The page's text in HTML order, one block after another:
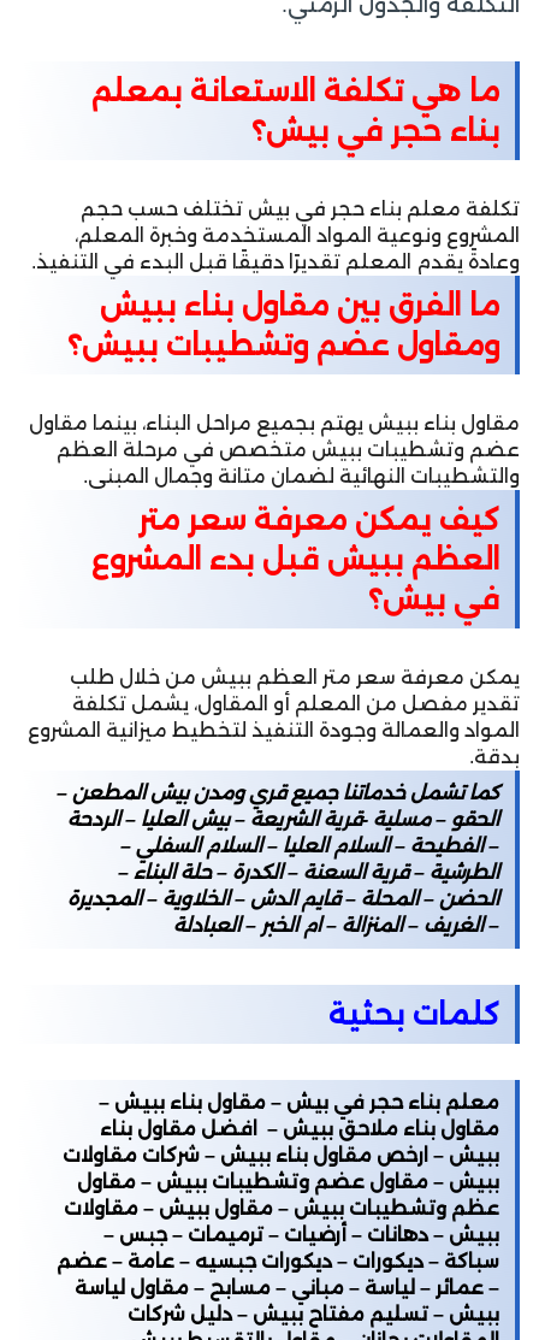
ما هي تكلفة الاستعانة بمعلم
بناء حجر في بيش؟
تكلفة معلم بناء حجر في بيش تختلف حسب حجم
المشروع ونوعية المواد المستخدمة وخبرة المعلم،
وعادةً يقدم المعلم تقديرًا دقيقًا قبل البدء في التنفيذ.
ما الفرق بين مقاول بناء ببيش
ومقاول عضم وتشطيبات ببيش؟
مقاول بناء ببيش يهتم بجميع مراحل البناء، بينما مقاول
عضم وتشطيبات ببيش متخصص في مرحلة العظم
والتشطيبات النهائية لضمان متانة وجمال المبنى.
كيف يمكن معرفة سعر متر
العظم ببيش قبل بدء المشروع
في بيش؟
يمكن معرفة سعر متر العظم ببيش من خلال طلب
تقدير مفصل من المعلم أو المقاول، يشمل تكلفة
المواد والعمالة وجودة التنفيذ لتخطيط ميزانية المشروع
بدقة.
كما تشمل خدماتنا جميع قري ومدن بيش المطعن –
الحقو – مسلية -قرية الشريعة – بيش العليا – الردحة
– الفطيحة – السلام العليا – السلام السفلي –
الطرشية – قرية السعنة – الكدرة – حلة البناء –
الحضن – المحلة – قايم الدش – الخلاوية – المجديرة
– الغريف – المنزالة – ام الخبر – العبادلة
كلمات بحثية
معلم بناء حجر في بيش – مقاول بناء ببيش –
مقاول بناء ملاحق ببيش – افضل مقاول بناء
ببيش – ارخص مقاول بناء ببيش – شركات مقاولات
ببيش – مقاول عضم وتشطيبات ببيش – مقاول
عظم وتشطيبات ببيش – مقاول ببيش – مقاولات
ببيش – دهانات – أرضيات – ترميمات – جبس –
سباكة – ديكورات – ديكورات جبسيه – عامة – عضم
– عمائر – لياسة – مباني – مسابح – مقاول لياسة
ببيش – تسليم مفتاح ببيش – دليل شركات